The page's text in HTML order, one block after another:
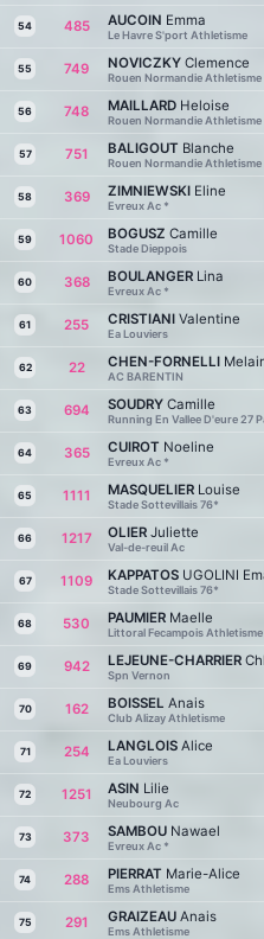
54 485 AUCOIN Emma
Le Havre S'port Athletisme
55 749 NOVICZKY Clemence
Rouen Normandie Athletisme
56 748 MAILLARD Heloise
Rouen Normandie Athletisme
57 751 BALIGOUT Blanche
Rouen Normandie Athletisme
58 369 ZIMNIEWSKI Eline
Evreux Ac *
59 1060 BOGUSZ Camille
Stade Dieppois
60 368 BOULANGER Lina
Evreux Ac *
61 255 CRISTIANI Valentine
Ea Louviers
62 22 CHEN-FORNELLI
AC BARENTIN
63 694 SOUDRY Camille
Running En Vallee D'eure 27
64 365 CUIROT Noeline
Evreux Ac *
65 1111 MASQUELIER Louise
Stade Sottevillais 76*
66 1217 OLIER Juliette
Val-de-reuil Ac
67 1109 KAPPATOS UGOLINI
Stade Sottevillais 76*
68 530 PAUMIER Maelle
Littoral Fecampois Athletisme
69 942 LEJEUNE-CHARRIER
Spn Vernon
70 162 BOISSEL Anais
Club Alizay Athletisme
71 254 LANGLOIS Alice
Ea Louviers
72 1251 ASIN Lilie
Neubourg Ac
73 373 SAMBOU Nawael
Evreux Ac *
74 288 PIERRAT Marie-Alice
Ems Athletisme
75 291 GRAIZEAU Anais
Ems Athletisme